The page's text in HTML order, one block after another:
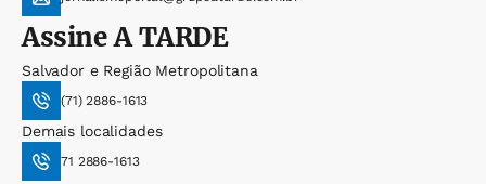
AssineA TARDE
Salvador e Região Metropolitana
(71) 2886-1613
Demais localidades
71 2886-1613